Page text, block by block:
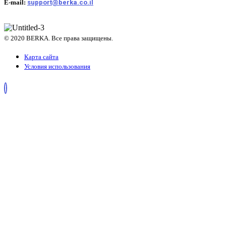
E-mail: support@berka.co.il
© 2020 BERKA. Все права защищены.
Карта сайта
Условия использования